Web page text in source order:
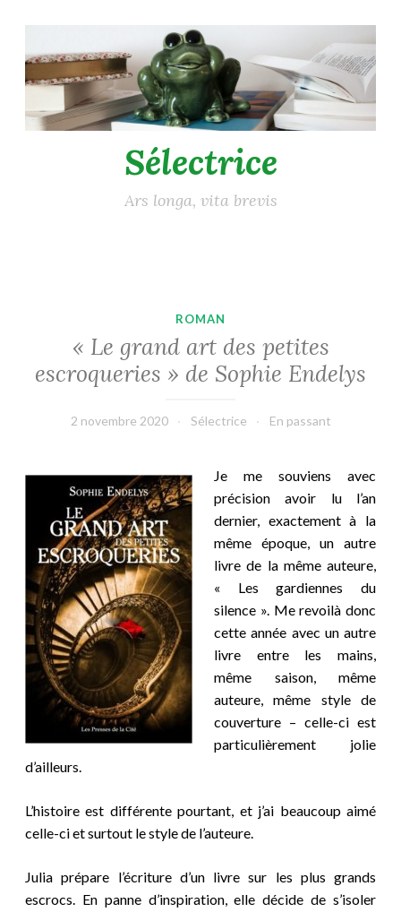
au
contenu
principal
Sélectrice
Ars longa, vita brevis
ROMAN
« Le grand art des petites
escroqueries » de Sophie Endelys
2 novembre 2020 Sélectrice En passant
Je me souviens avec
précision avoir lu l’an
dernier, exactement à la
même époque, un autre
livre de la même auteure,
« Les gardiennes du
silence ». Me revoilà donc
cette année avec un autre
livre entre les mains,
même saison, même
auteure, même style de
couverture – celle-ci est
particulièrement jolie
d’ailleurs.
L’histoire est différente pourtant, et j’ai beaucoup aimé
celle-ci et surtout le style de l’auteure.
Julia prépare l’écriture d’un livre sur les plus grands
escrocs. En panne d’inspiration, elle décide de s’isoler